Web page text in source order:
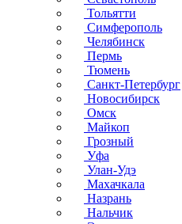
Тольятти
Симферополь
Челябинск
Пермь
Тюмень
Санкт-Петербург
Новосибирск
Омск
Майкоп
Грозный
Уфа
Улан-Удэ
Махачкала
Назрань
Нальчик